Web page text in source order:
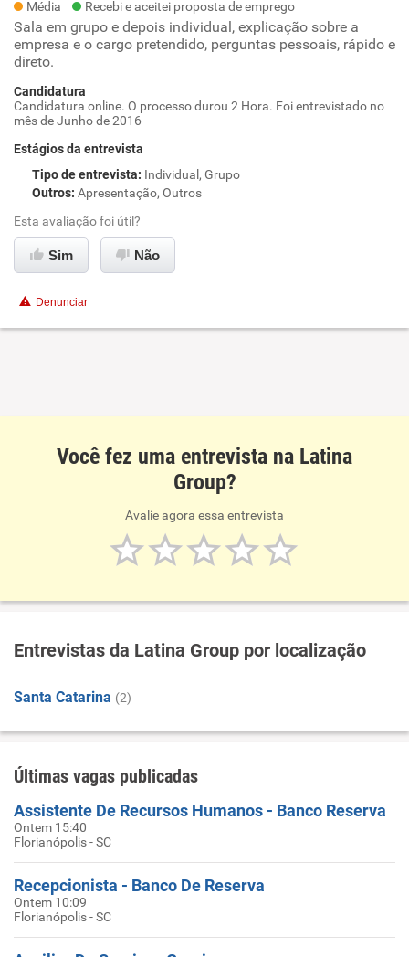
Média Recebi e aceitei proposta de emprego
Sala em grupo e depois individual, explicação sobre a
empresa e o cargo pretendido, perguntas pessoais, rápido e
direto.
Candidatura
Candidatura online. O processo durou 2 Hora. Foi entrevistado no
mês de Junho de 2016
Estágios da entrevista
Tipo de entrevista: Individual, Grupo
Outros: Apresentação, Outros
Esta avaliação foi útil?
Sim Não
Denunciar
Você fez uma entrevista na Latina
Group?
Avalie agora essa entrevista
Entrevistas da Latina Group por localização
Santa Catarina (2)
Últimas vagas publicadas
Assistente De Recursos Humanos - Banco Reserva
Ontem 15:40
Florianópolis - SC
Recepcionista - Banco De Reserva
Ontem 10:09
Florianópolis - SC